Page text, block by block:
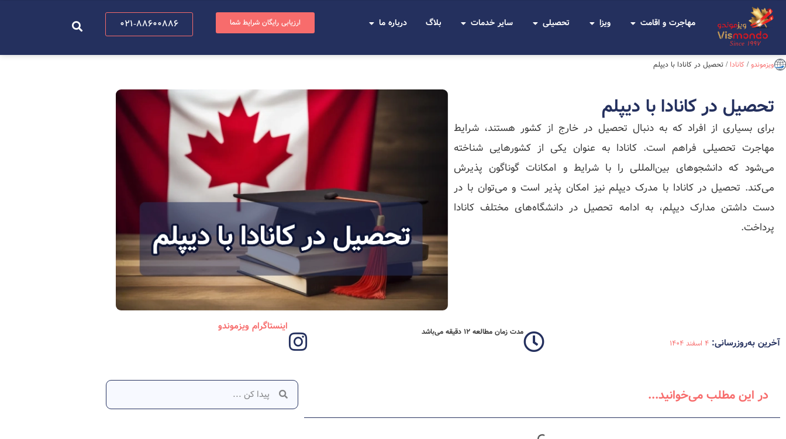
Since 1997
مهاجرت و اقامت ویزا تحصیلی سایر خدمات بلاگ درباره ما ارزیابی رایگان شرایط شما 021-88600886
ویزموندو/ کانادا / تحصیل در کانادا با دیپلم
تحصیل در کانادا با دیپلم
برای بسیاری از افراد که به دنبال تحصیل در خارج از کشور هستند، شرایط
مهاجرت تحصیلی فراهم است. کانادا به عنوان یکی از کشورهایی شناخته
می‌شود که دانشجوهای بین‌المللی را با شرایط و امکانات گوناگون پذیرش
می‌کند. تحصیل در کانادا با مدرک دیپلم نیز امکان پذیر است و می‌توان با در
دست داشتن مدارک دیپلم، به ادامه تحصیل در دانشگاه‌های مختلف کانادا
پرداخت.
آخرین به‌روزرسانی: 4 اسفند 1404
مدت زمان مطالعه 12 دقیقه می‌باشد اینستاگرام ویزموندو
در این مطلب می‌خوانید...